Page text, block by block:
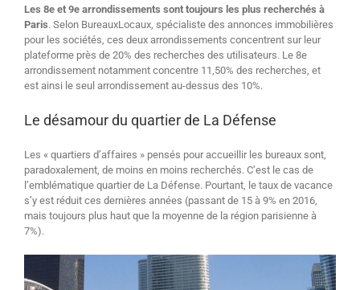
Les 8e et 9e arrondissements sont toujours les plus recherchés à
Paris. Selon BureauxLocaux, spécialiste des annonces immobilières
pour les sociétés, ces deux arrondissements concentrent sur leur
plateforme près de 20% des recherches des utilisateurs. Le 8e
arrondissement notamment concentre 11,50% des recherches, et
est ainsi le seul arrondissement au-dessus des 10%.
Le désamour du quartier de La Défense
Les « quartiers d’affaires » pensés pour accueillir les bureaux sont,
paradoxalement, de moins en moins recherchés. C’est le cas de
l’emblématique quartier de La Défense. Pourtant, le taux de vacance
s’y est réduit ces dernières années (passant de 15 à 9% en 2016,
mais toujours plus haut que la moyenne de la région parisienne à
7%).